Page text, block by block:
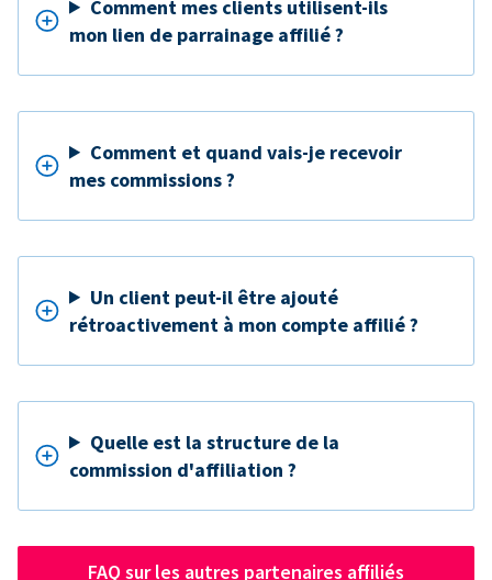
Comment mes clients utilisent-ils
mon lien de parrainage affilié ?
Comment et quand vais-je recevoir
mes commissions ?
Un client peut-il être ajouté
rétroactivement à mon compte affilié ?
Quelle est la structure de la
commission d'affiliation ?
FAQ sur les autres partenaires affiliés